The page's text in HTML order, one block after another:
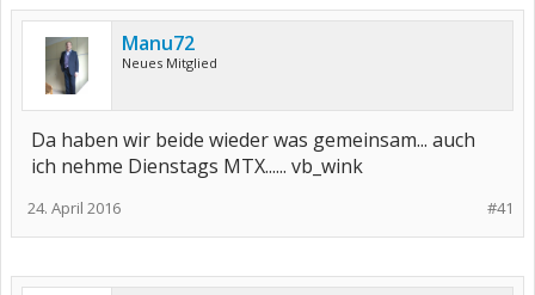
Manu72
Neues Mitglied
Da haben wir beide wieder was gemeinsam... auch
ich nehme Dienstags MTX...... vb_wink
#41
24. April 2016